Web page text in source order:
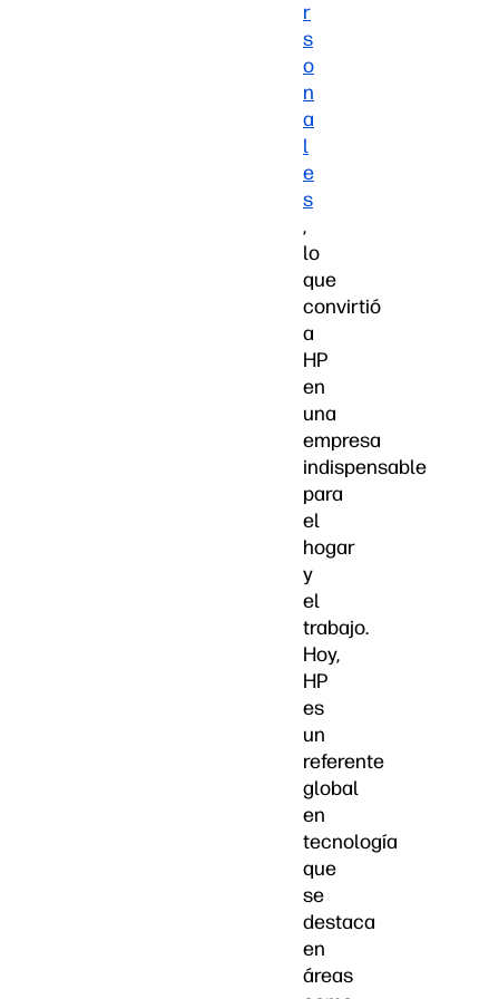
r
s
o
n
a
l
e
s
,
lo
que
convirtió
a
HP
en
una
empresa
indispensable
para
el
hogar
y
el
trabajo.
Hoy,
HP
es
un
referente
global
en
tecnología
que
se
destaca
en
áreas